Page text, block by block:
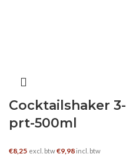
Cocktailshaker 3-
prt-500ml
€8,25 excl. btw€9,98 incl. btw